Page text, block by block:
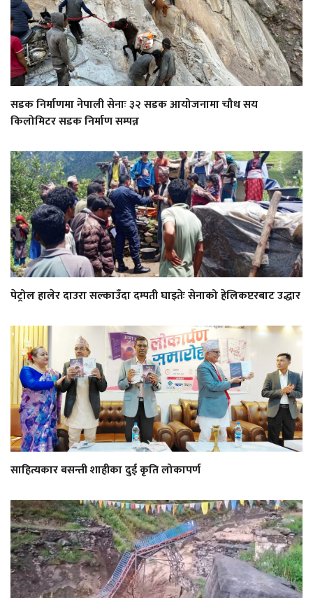
सडक निर्माणमा नेपाली सेनाः ३२ सडक आयोजनामा चौध सय
किलोमिटर सडक निर्माण सम्पन्न
पेट्रोल हालेर दाउरा सल्काउँदा दम्पती घाइतेः सेनाको हेलिकप्टरबाट उद्धार
साहित्यकार बसन्ती शाहीका दुई कृति लोकापर्ण